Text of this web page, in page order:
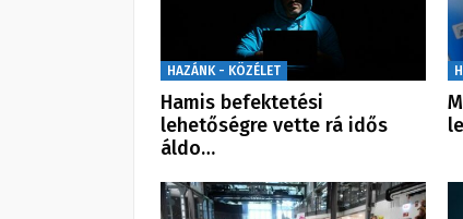
HAZÁNK - KÖZÉLET
Hamis befektetési
lehetőségre vette rá idős
áldo…